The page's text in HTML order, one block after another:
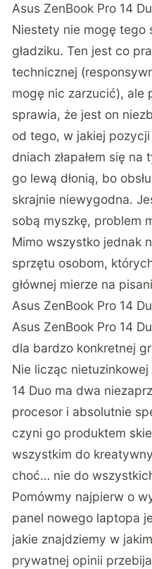
Asus ZenBook Pro 14
Niestety nie mogę tego
gładziku. Ten jest co
technicznej
mogę nic zarzucić), ale
sprawia, że jest on
od tego, w jakiej
dniach złapałem się
go lewą dłonią, bo
skrajnie niewygodna.
sobą myszkę, problem
Mimo wszystko jednak
sprzętu osobom,
głównej mierze na
Asus ZenBook Pro 14
Asus ZenBook Pro 14
dla bardzo konkretnej
Nie licząc
14 Duo ma dwa
procesor i absolutnie
czyni go produktem
wszystkim do
choć… nie do
Pomówmy najpierw o
panel nowego laptopa
jakie znajdziemy w
prywatnej opinii